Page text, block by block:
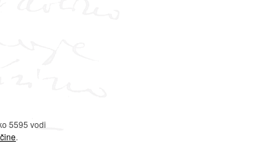
5595 vodi
.